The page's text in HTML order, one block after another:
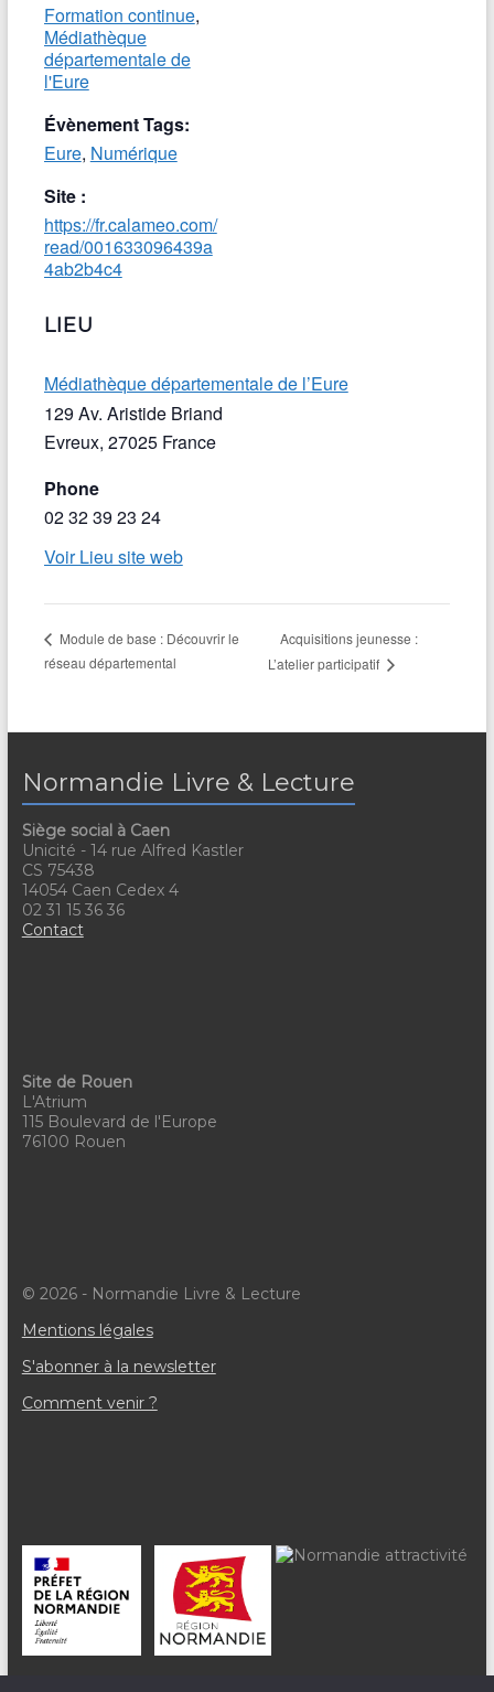
Formation continue,
Médiathèque
départementale de
l'Eure
Évènement Tags:
Eure, Numérique
Site :
https://fr.calameo.com/
read/001633096439a
4ab2b4c4
LIEU
Médiathèque départementale de l’Eure
129 Av. Aristide Briand
Evreux, 27025 France
Phone
02 32 39 23 24
Voir Lieu site web
Module de base : Découvrir le
réseau départemental
Acquisitions jeunesse :
L’atelier participatif
Normandie Livre & Lecture
Siège social à Caen
Unicité - 14 rue Alfred Kastler
CS 75438
14054 Caen Cedex 4
02 31 15 36 36
Contact
Site de Rouen
L'Atrium
115 Boulevard de l'Europe
76100 Rouen
© 2026 - Normandie Livre & Lecture
Mentions légales
S'abonner à la newsletter
Comment venir ?